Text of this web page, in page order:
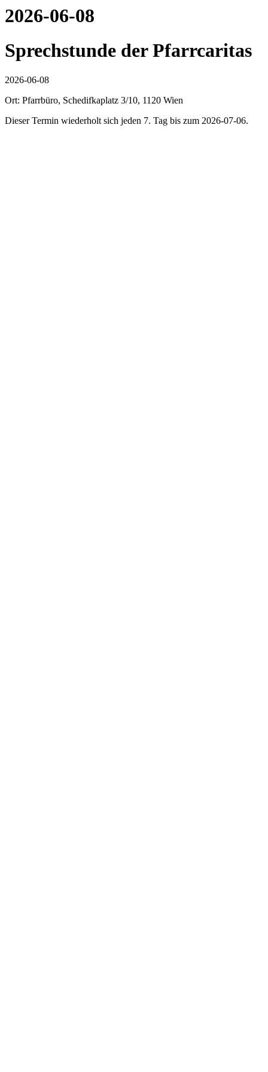
2026-06-08
Sprechstunde der Pfarrcaritas
2026-06-08
Ort: Pfarrbüro, Schedifkaplatz 3/10, 1120 Wien
Dieser Termin wiederholt sich jeden 7. Tag bis zum 2026-07-06.